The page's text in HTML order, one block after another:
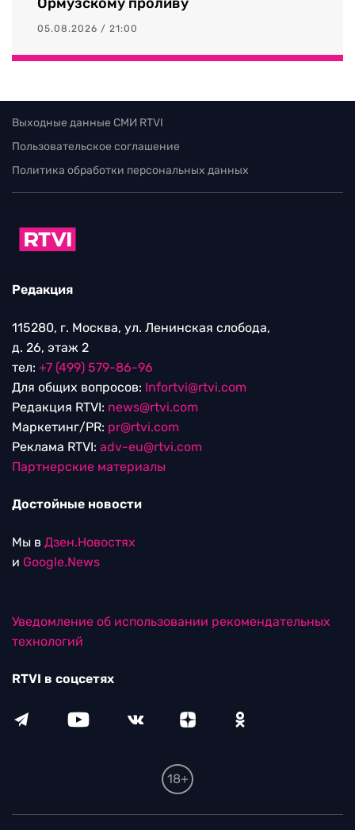
05.08.2026 / 21:00
Выходные данные СМИ RTVI
Пользовательское соглашение
Политика обработки персональных данных
Редакция
115280, г. Москва, ул. Ленинская слобода,
д. 26, этаж 2
тел: +7 (499) 579-86-96
Для общих вопросов: Infortvi@rtvi.com
Редакция RTVI: news@rtvi.com
Маркетинг/PR: pr@rtvi.com
Реклама RTVI: adv-eu@rtvi.com
Партнерские материалы
Достойные новости
Мы в Дзен.Новостях
и Google.News
Уведомление об использовании рекомендательных
технологий
RTVI в соцсетях
18+